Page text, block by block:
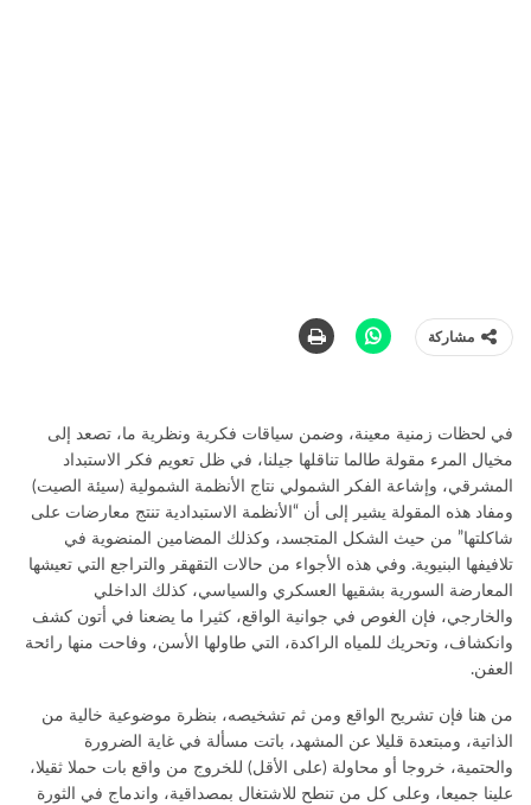
مشاركة
في لحظات زمنية معينة، وضمن سياقات فكرية ونظرية ما، تصعد إلى
مخيال المرء مقولة طالما تناقلها جيلنا، في ظل تعويم فكر الاستبداد
المشرقي، وإشاعة الفكر الشمولي نتاج الأنظمة الشمولية (سيئة الصيت)
ومفاد هذه المقولة يشير إلى أن “الأنظمة الاستبدادية تنتج معارضات على
شاكلتها” من حيث الشكل المتجسد، وكذلك المضامين المنضوية في
تلافيفها البنيوية. وفي هذه الأجواء من حالات التقهقر والتراجع التي تعيشها
المعارضة السورية بشقيها العسكري والسياسي، كذلك الداخلي
والخارجي، فإن الغوص في جوانية الواقع، كثيرا ما يضعنا في أتون كشف
وانكشاف، وتحريك للمياه الراكدة، التي طاولها الأسن، وفاحت منها رائحة
العفن.
من هنا فإن تشريح الواقع ومن ثم تشخيصه، بنظرة موضوعية خالية من
الذاتية، ومبتعدة قليلا عن المشهد، باتت مسألة في غاية الضرورة
والحتمية، خروجا أو محاولة (على الأقل) للخروج من واقع بات حملا ثقيلا،
علينا جميعا، وعلى كل من تنطح للاشتغال بمصداقية، واندماج في الثورة